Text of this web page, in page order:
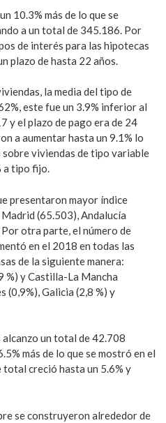
10.3% más de lo que se
a un total de 345.186. Por
de interés para las hipotecas
plazo de hasta 22 años.
la media del tipo de
este fue un 3.9% inferior al
y el plazo de pago era de 24
a aumentar hasta un 9.1% lo
viviendas de tipo variable
a tipo fijo.
presentaron mayor índice
(65.503), Andalucía
otra parte, el número de
en el 2018 en todas las
de la siguiente manera:
%) y Castilla-La Mancha
(0,9%), Galicia (2,8 %) y
un total de 42.708
más de lo que se mostró en el
creció hasta un 5.6% y
se construyeron alrededor de